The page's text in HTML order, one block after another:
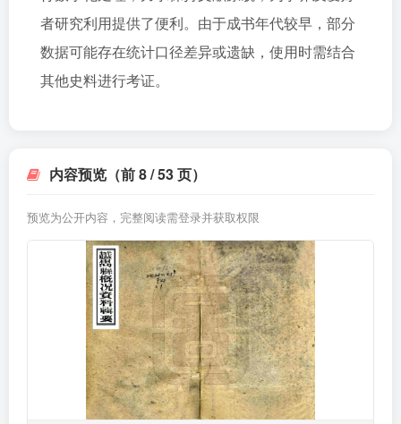
者研究利用提供了便利。由于成书年代较早，部分
数据可能存在统计口径差异或遗缺，使用时需结合
其他史料进行考证。
内容预览（前 8 / 53 页）
预览为公开内容，完整阅读需登录并获取权限